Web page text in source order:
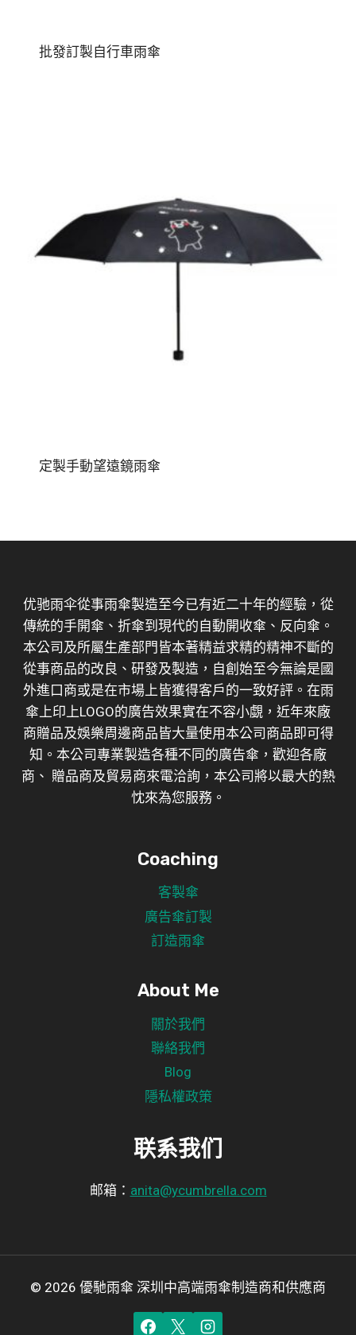
批發訂製自行車雨傘
定製手動望遠鏡雨傘
优驰雨伞從事雨傘製造至今已有近二十年的經驗，從
傳統的手開傘、折傘到現代的自動開收傘、反向傘。
本公司及所屬生產部門皆本著精益求精的精神不斷的
從事商品的改良、研發及製造，自創始至今無論是國
外進口商或是在市場上皆獲得客戶的一致好評。在雨
傘上印上LOGO的廣告效果實在不容小覷，近年來廠
商贈品及娛樂周邊商品皆大量使用本公司商品即可得
知。本公司專業製造各種不同的廣告傘，歡迎各廠
商、 贈品商及貿易商來電洽詢，本公司將以最大的熱
忱來為您服務。
Coaching
客製傘
廣告傘訂製
訂造雨傘
About Me
關於我們
聯絡我們
Blog
隱私權政策
联系我们
邮箱： anita@ycumbrella.com
© 2026 優馳雨傘 深圳中高端雨傘制造商和供應商